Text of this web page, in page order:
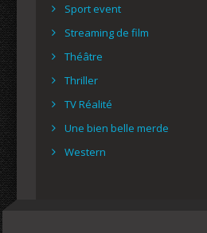
Sport event
Streaming de film
Théâtre
Thriller
TV Réalité
Une bien belle merde
Western